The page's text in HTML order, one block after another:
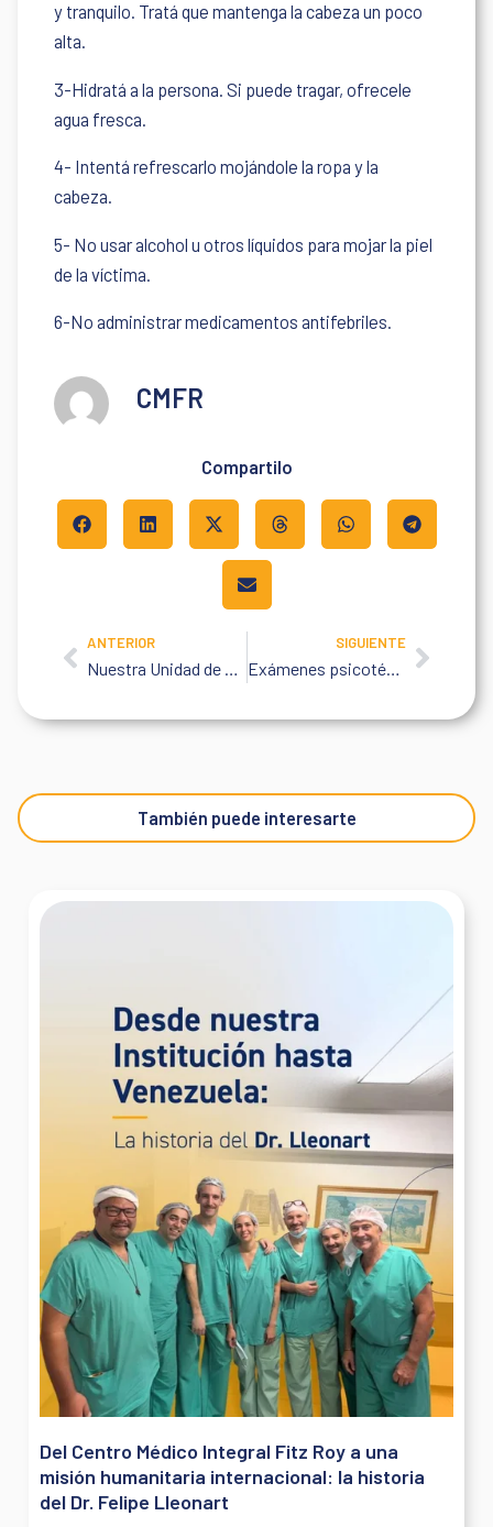
y tranquilo. Tratá que mantenga la cabeza un poco
alta.
3-Hidratá a la persona. Si puede tragar, ofrecele
agua fresca.
4- Intentá refrescarlo mojándole la ropa y la
cabeza.
5- No usar alcohol u otros líquidos para mojar la piel
de la víctima.
6-No administrar medicamentos antifebriles.
CMFR
Compartilo
Prev
ANTERIOR
Nuestra Unidad de Salud Móvil en acción
SIGUIENTE
Exámenes psicotécnicos individuales Next
También puede interesarte
Del Centro Médico Integral Fitz Roy a una
misión humanitaria internacional: la historia
del Dr. Felipe Lleonart